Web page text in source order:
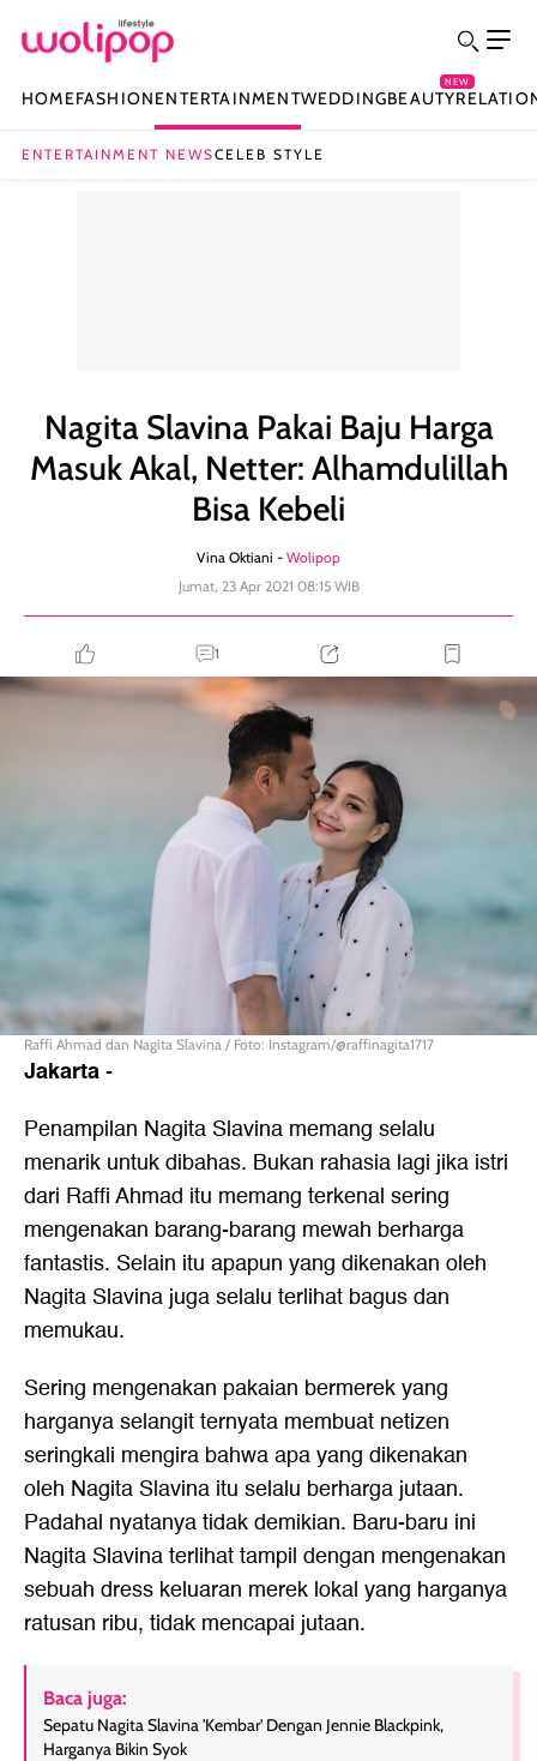
HOMEFASHIONENTERTAINMENTWEDDINGBEAUTY
NEW
ENTERTAINMENT NEWSCELEB STYLE
Nagita Slavina Pakai Baju Harga
Masuk Akal, Netter: Alhamdulillah
Bisa Kebeli
Vina Oktiani - Wolipop
Jumat, 23 Apr 2021 08:15 WIB
1
Raffi Ahmad dan Nagita Slavina / Foto: Instagram/@raffinagita1717
Jakarta-
Penampilan Nagita Slavina memang selalu
menarik untuk dibahas. Bukan rahasia lagi jika istri
dari Raffi Ahmad itu memang terkenal sering
mengenakan barang-barang mewah berharga
fantastis. Selain itu apapun yang dikenakan oleh
Nagita Slavina juga selalu terlihat bagus dan
memukau.
Sering mengenakan pakaian bermerek yang
harganya selangit ternyata membuat netizen
seringkali mengira bahwa apa yang dikenakan
oleh Nagita Slavina itu selalu berharga jutaan.
Padahal nyatanya tidak demikian. Baru-baru ini
Nagita Slavina terlihat tampil dengan mengenakan
sebuah dress keluaran merek lokal yang harganya
ratusan ribu, tidak mencapai jutaan.
Baca juga:
Sepatu Nagita Slavina 'Kembar' Dengan Jennie Blackpink,
Harganya Bikin Syok